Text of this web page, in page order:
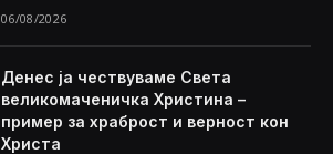
06/08/2026
Денес ја чествуваме Света
великомаченичка Христина –
пример за храброст и верност кон
Христа